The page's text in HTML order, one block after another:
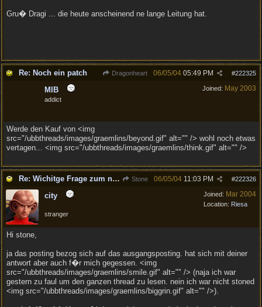
Gru� Dragi ... die heute anscheinend ne lange Leitung hat.
Re: Noch ein patch Dragonheart #222325
06/05/04 05:49 PM
Joined: May 2003
MIB
addict
Werde den Kauf von <img
src="/ubbthreads/images/graemlins/beyond.gif" alt="" /> wohl noch etwas
vertagen... <img src="/ubbthreads/images/graemlins/think.gif" alt="" />
Re: Wichitge Frage zum neuen Patch (eventuel :) ) Stone #222326
06/05/04 11:03 PM
Joined: Mar 2004
Location: Riesa
city
stranger
Hi stone,
ja das posting bezog sich auf das ausgangsposting. hat sich mit deiner
antwort aber auch f�r mich gegessen. <img
src="/ubbthreads/images/graemlins/smile.gif" alt="" /> (naja ich war
gestern zu faul um den ganzen thread zu lesen. nein ich war nicht stoned
<img src="/ubbthreads/images/graemlins/biggrin.gif" alt="" />).